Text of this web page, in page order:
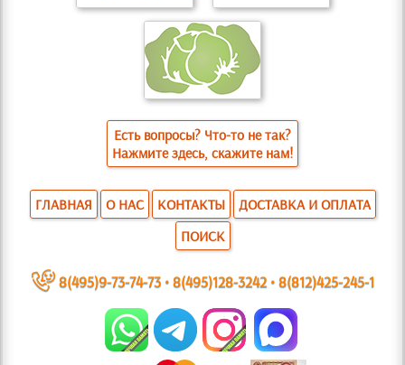
Есть вопросы? Что-то не так?
Нажмите здесь, скажите нам!
ГЛАВНАЯ О НАС КОНТАКТЫ
ДОСТАВКА И ОПЛАТА
ПОИСК
~ 8(495)9-73-74-73•8(495)128-3242•8(812)425-245-1